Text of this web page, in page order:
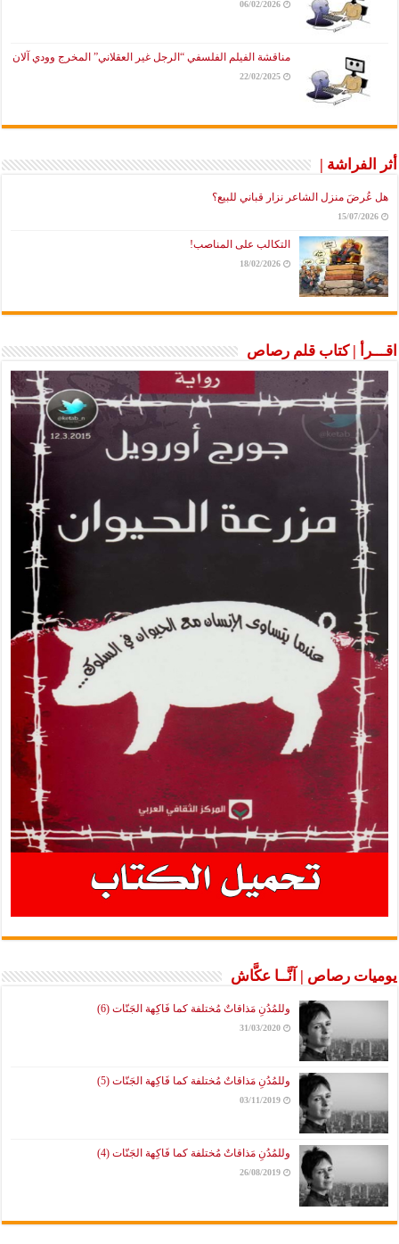
06/02/2026
مناقشة الفيلم الفلسفي “الرجل غير العقلاني” المخرج وودي آلان
22/02/2025
أثر الفراشة |
هل عُرضَ منزل الشاعر نزار قباني للبيع؟
15/07/2026
التكالب على المناصب!
18/02/2026
اقـــرأ | كتاب قلم رصاص
يوميات رصاص | آنَّــا عكَّاش
وللمُدُنِ مَذاقاتٌ مُختلفة كما فَاكِهة الجَنّات (6)
31/03/2020
وللمُدُنِ مَذاقاتٌ مُختلفة كما فَاكِهة الجَنّات (5)
03/11/2019
وللمُدُنِ مَذاقاتٌ مُختلفة كما فَاكِهة الجَنّات (4)
26/08/2019